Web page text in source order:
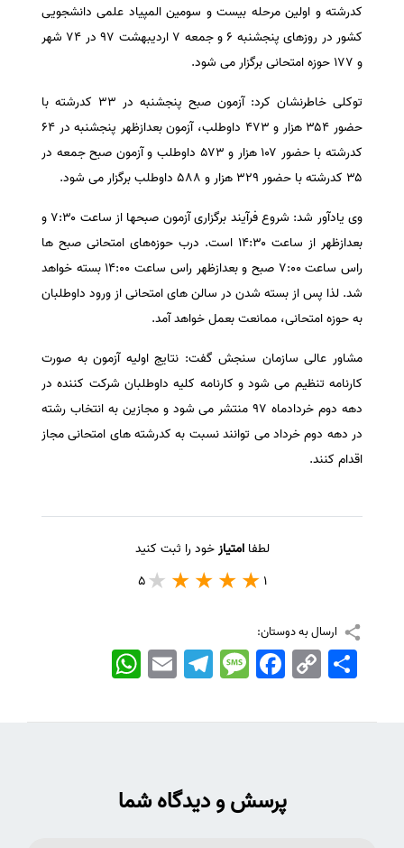
کدرشته و اولین مرحله بیست و سومین المپیاد علمی دانشجویی
کشور در روزهای پنجشنبه ۶ و جمعه ۷ اردیبهشت ۹۷ در ۷۴ شهر
و ۱۷۷ حوزه امتحانی برگزار می شود.
توکلی خاطرنشان کرد: آزمون صبح پنجشنبه در ۳۳ کدرشته با
حضور ۳۵۴ هزار و ۴۷۳ داوطلب، آزمون بعدازظهر پنجشنبه در ۶۴
کدرشته با حضور ۱۰۷ هزار و ۵۷۳ داوطلب و آزمون صبح جمعه در
۳۵ کدرشته با حضور ۳۲۹ هزار و ۵۸۸ داوطلب برگزار می شود.
وی یادآور شد: شروع فرآیند برگزاری آزمون صبحها از ساعت ۷:۳۰ و
بعدازظهر از ساعت ۱۴:۳۰ است. درب حوزه‌های امتحانی صبح ها
راس ساعت ۷:۰۰ صبح و بعدازظهر راس ساعت ۱۴:۰۰ بسته خواهد
شد. لذا پس از بسته شدن در سالن های امتحانی از ورود داوطلبان
به حوزه امتحانی، ممانعت بعمل خواهد آمد.
مشاور عالی سازمان سنجش گفت: نتایج اولیه آزمون به صورت
کارنامه تنظیم می شود و کارنامه کلیه داوطلبان شرکت کننده در
دهه دوم خردادماه ۹۷ منتشر می شود و مجازین به انتخاب رشته
در دهه دوم خرداد می توانند نسبت به کدرشته های امتحانی مجاز
اقدام کنند.
لطفاامتیازخود را ثبت کنید
1
5
ارسال به دوستان:
WhatsApp EmailTelegramMessageFacebook Copy
Link
اشتراک
پرسش و دیدگاه شما